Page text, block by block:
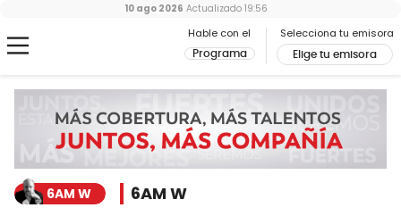
Hable con el
Programa
Selecciona tu emisora
Elige tu emisora
10 ago 2026 Actualizado 19:56
6AM W 6AM W